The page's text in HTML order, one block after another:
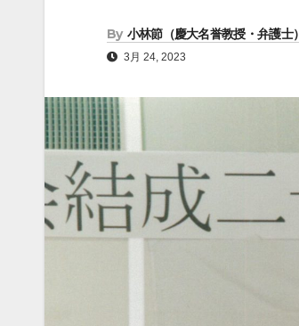
By 小林節（慶大名誉教授・弁護士）
3月 24, 2023